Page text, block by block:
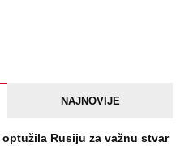
NAJNOVIJE
optužila Rusiju za važnu stvar